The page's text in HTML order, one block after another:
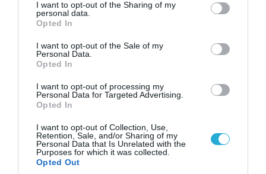
not limited to your visit or usage behaviour. You may click to
grant or deny consent to Google and its third-party tags to
use your data for below specified purposes in below Google
consent section.
I want to opt-out of the Sharing of my
personal data.
Opted In
I want to opt-out of the Sale of my
Personal Data.
Opted In
I want to opt-out of processing my
Personal Data for Targeted Advertising.
Opted In
I want to opt-out of Collection, Use,
Retention, Sale, and/or Sharing of my
Personal Data that Is Unrelated with the
Purposes for which it was collected.
Opted Out
05.08.2026 | 20:02
Η Κίνα επέδειξε για πρώτη φορά την